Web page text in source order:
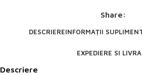
Share:
DESCRIEREINFORMAȚII
EXPEDIERE SI
Descriere